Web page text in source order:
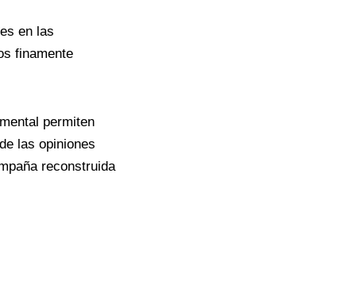
en las
finamente
permiten
las opiniones
reconstruida